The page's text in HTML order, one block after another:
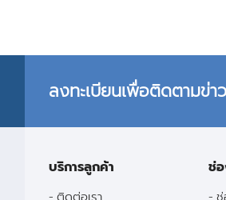
ลงทะเบียนเพื่อติดตามข่า
บริการลูกค้า ช่อ